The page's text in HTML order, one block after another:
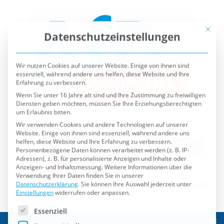
Datenschutzeinstellungen
Wir nutzen Cookies auf unserer Website. Einige von ihnen sind
Erfahrung zu verbessern.
Wenn Sie unter 16 Jahre alt sind und Ihre Zustimmung zu freiwilligen
um Erlaubnis bitten.
Wir verwenden Cookies und andere Technologien auf unserer
helfen, diese Website und Ihre Erfahrung zu verbessern.
Personenbezogene Daten können verarbeitet werden (z. B. IP-
Adressen), z. B. für personalisierte Anzeigen und Inhalte oder
Anzeigen- und Inhaltsmessung.Weitere Informationen über die
Verwendung Ihrer Daten finden Sie in unserer
Datenschutzerklärung.Sie können Ihre Auswahl jederzeit unter
Einstellungenwiderrufen oder anpassen.
Es folgt eine Liste der Service-Gruppen, für die eine
Essenziell
Externe Medien